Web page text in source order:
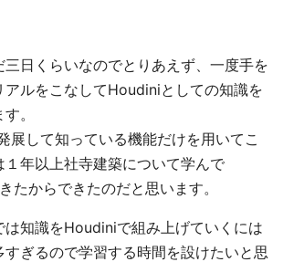
日くらいなのでとりあえず、一度手を
アルをこなしてHoudiniとしての知識を
。
展して知っている機能だけを用いてこ
１年以上社寺建築について学んで
たからできたのだと思います。
は知識をHoudiniで組み上げていくには
ぎるので学習する時間を設けたいと思